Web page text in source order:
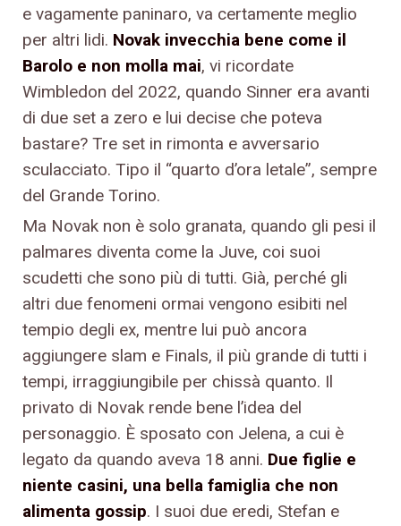
e vagamente paninaro, va certamente meglio
per altri lidi. Novak invecchia bene come il
Barolo e non molla mai, vi ricordate
Wimbledon del 2022, quando Sinner era avanti
di due set a zero e lui decise che poteva
bastare? Tre set in rimonta e avversario
sculacciato. Tipo il “quarto d’ora letale”, sempre
del Grande Torino.
Ma Novak non è solo granata, quando gli pesi il
palmares diventa come la Juve, coi suoi
scudetti che sono più di tutti. Già, perché gli
altri due fenomeni ormai vengono esibiti nel
tempio degli ex, mentre lui può ancora
aggiungere slam e Finals, il più grande di tutti i
tempi, irraggiungibile per chissà quanto. Il
privato di Novak rende bene l’idea del
personaggio. È sposato con Jelena, a cui è
legato da quando aveva 18 anni. Due figlie e
niente casini, una bella famiglia che non
alimenta gossip. I suoi due eredi, Stefan e